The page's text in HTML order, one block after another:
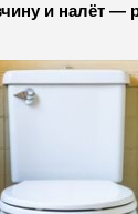
и налёт —